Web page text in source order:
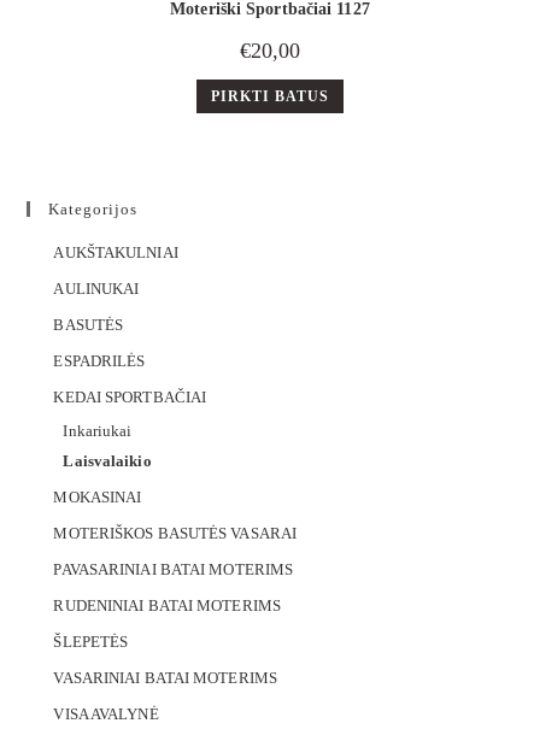
Moteriški Sportbačiai 1127
€20,00
PIRKTI BATUS
Kategorijos
AUKŠTAKULNIAI
AULINUKAI
BASUTĖS
ESPADRILĖS
KEDAI SPORTBAČIAI
Inkariukai
Laisvalaikio
MOKASINAI
MOTERIŠKOS BASUTĖS VASARAI
PAVASARINIAI BATAI MOTERIMS
RUDENINIAI BATAI MOTERIMS
ŠLEPETĖS
VASARINIAI BATAI MOTERIMS
VISA AVALYNĖ